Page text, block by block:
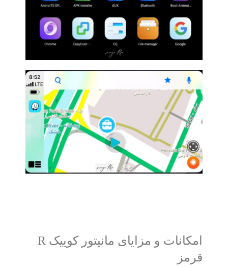
امکانات و مزایای مانیتور کوییک R
قرمز